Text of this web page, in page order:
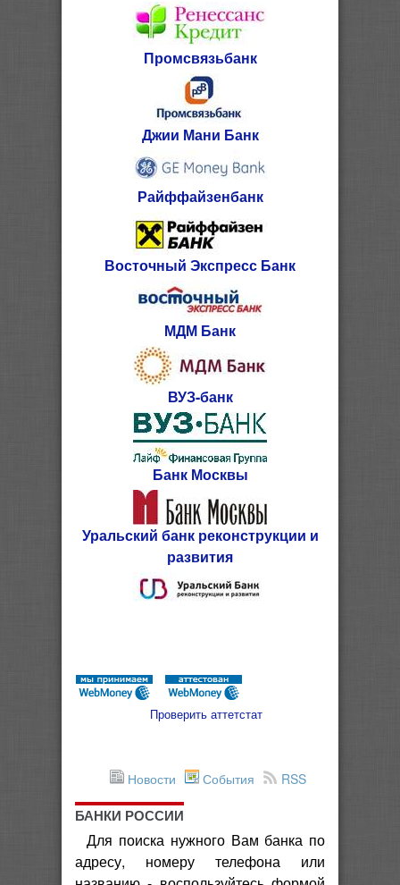
Промсвязьбанк
Джии Мани Банк
Райффайзенбанк
Восточный Экспресс Банк
МДМ Банк
ВУЗ-банк
Банк Москвы
Уральский банк реконструкции и
развития
Проверить аттетстат
RSS
События
Новости
БАНКИ РОССИИ
Для поиска нужного Вам банка по
адресу, номеру телефона или